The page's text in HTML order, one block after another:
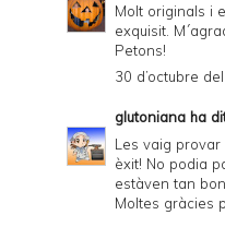
Molt originals i
exquisit.
Petons!
30 d’octubre
glutoniana ha
Les vaig
èxit! No podia
estàven tan
Moltes gràcies